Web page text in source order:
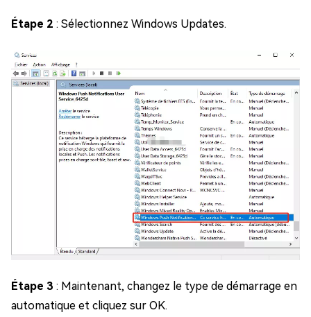
Étape 2 : Sélectionnez Windows Updates.
Étape 3 : Maintenant, changez le type de démarrage en
automatique et cliquez sur OK.